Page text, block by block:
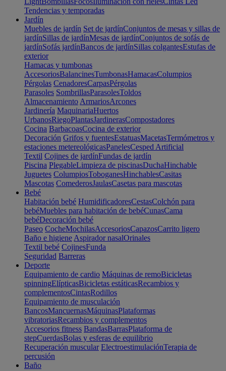
Tendencias y temporadas
Jardín
Muebles de jardín Set de jardínConjuntos de mesas y sillas de
jardínSillas de jardínMesas de jardínConjuntos de sofás de
jardínSofás jardínBancos de jardínSillas colgantesEstufas de
exterior
Hamacas y tumbonas
AccesoriosBalancinesTumbonasHamacasColumpios
Pérgolas CenadoresCarpasPérgolas
Parasoles SombrillasParasolesToldos
Almacenamiento ArmariosArcones
Jardinería MaquinariaHuertos
UrbanosRiegoPlantasJardinerasCompostadores
Cocina BarbacoasCocina de exterior
Decoración Grifos y fuentesEstatuasMacetasTermómetros y
estaciones metereológicasPanelesCesped Artificial
Textil Cojines de jardínFundas de jardín
Piscina PlegableLimpieza de piscinasDuchaHinchable
Juguetes ColumpiosToboganesHinchablesCasitas
Mascotas ComederosJaulasCasetas para mascotas
Bebé
Habitación bebé HumidificadoresCestasColchón para
bebéMuebles para habitación de bebéCunasCama
bebéDecoración bebé
Paseo CocheMochilasAccesoriosCapazosCarrito ligero
Baño e higiene Aspirador nasalOrinales
Textil bebé CojinesFunda
Seguridad Barreras
Deporte
Equipamiento de cardio Máquinas de remoBicicletas
spinningElípticasBicicletas estáticasRecambios y
complementosCintasRodillos
Equipamiento de musculación
BancosMancuernasMáquinasPlataformas
vibratoriasRecambios y complementos
Accesorios fitness BandasBarrasPlataforma de
stepCuerdasBolas y esferas de equilibrio
Recuperación muscular ElectroestimulaciónTerapia de
percusión
Baño